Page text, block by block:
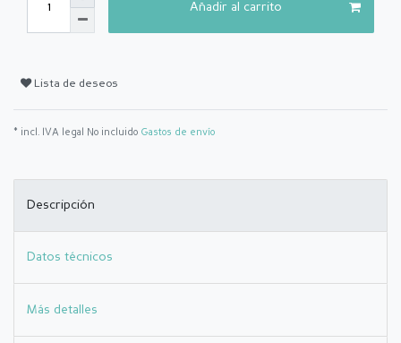
Añadir al carrito
Lista de deseos
* incl. IVA legal No incluido Gastos de envío
Descripción
Datos técnicos
Más detalles